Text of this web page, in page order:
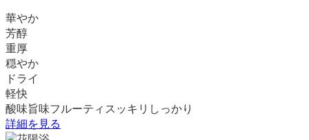
華やか
芳醇
重厚
穏やか
ドライ
軽快
酸味旨味フルーティ スッキリ しっかり
詳細を見る